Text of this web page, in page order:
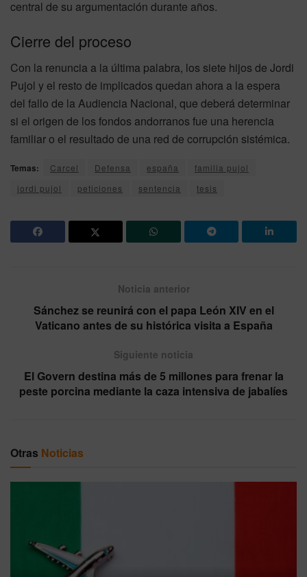
central de su argumentación durante años.
Cierre del proceso
Con la renuncia a la última palabra, los siete hijos de Jordi
Pujol y el resto de implicados quedan ahora a la espera
del fallo de la Audiencia Nacional, que deberá determinar
si el origen de los fondos andorranos fue una herencia
familiar o el resultado de una red de corrupción sistémica.
Temas: Carcel Defensa españa
familia pujol
jordi pujol
peticiones sentencia tesis
Noticia anterior
Sánchez se reunirá con el papa León XIV en el
Vaticano antes de su histórica visita a España
Siguiente noticia
El Govern destina más de 5 millones para frenar la
peste porcina mediante la caza intensiva de jabalíes
Otras Noticias